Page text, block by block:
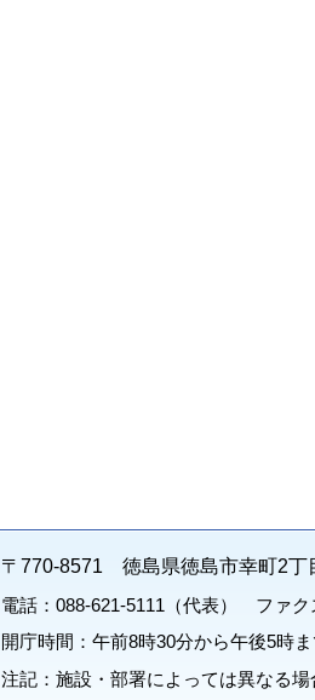
〒770-8571 徳島県徳島市幸町2丁
電話：088-621-5111（代表） ファク
開庁時間：午前8時30分から午後5時
注記：施設・部署によっては異なる